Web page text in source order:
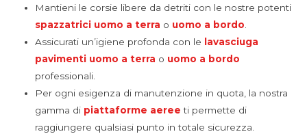
Mantieni le corsie libere da detriti con le nostre potenti
spazzatrici uomo a terra o uomo a bordo.
Assicurati un’igiene profonda con le
lavasciuga
pavimenti uomo a terra o uomo a bordo
professionali.
Per ogni esigenza di manutenzione in quota, la nostra
gamma di piattaforme aeree ti permette di
raggiungere qualsiasi punto in totale sicurezza.